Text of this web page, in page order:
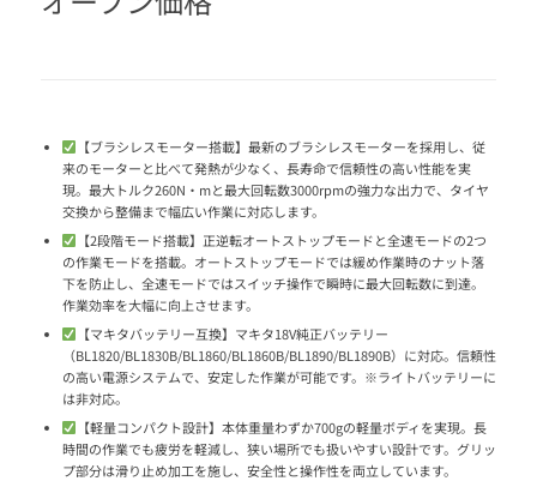
【ブラシレスモーター搭載】最新のブラシレスモーターを採用し、従
来のモーターと比べて発熱が少なく、長寿命で信頼性の高い性能を実
現。最大トルク260N・mと最大回転数3000rpmの強力な出力で、タイヤ
交換から整備まで幅広い作業に対応します。
【2段階モード搭載】正逆転オートストップモードと全速モードの2つ
の作業モードを搭載。オートストップモードでは緩め作業時のナット落
下を防止し、全速モードではスイッチ操作で瞬時に最大回転数に到達。
作業効率を大幅に向上させます。
【マキタバッテリー互換】マキタ18V純正バッテリー
（BL1820/BL1830B/BL1860/BL1860B/BL1890/BL1890B）に対応。信頼性
の高い電源システムで、安定した作業が可能です。※ライトバッテリーに
は非対応。
【軽量コンパクト設計】本体重量わずか700gの軽量ボディを実現。長
時間の作業でも疲労を軽減し、狭い場所でも扱いやすい設計です。グリッ
プ部分は滑り止め加工を施し、安全性と操作性を両立しています。